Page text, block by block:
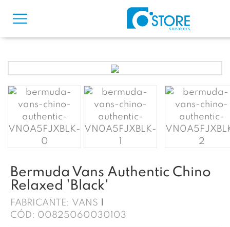
Bermuda Vans Authentic Chino
Relaxed 'Black'
FABRICANTE: VANS
CÓD: 00825060030103